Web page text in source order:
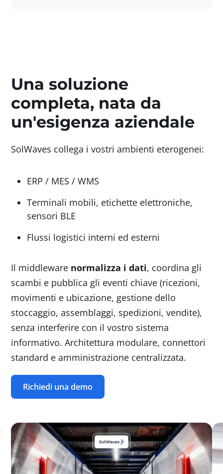
Una soluzione
completa, nata da
un'esigenza aziendale
SolWaves collega i vostri ambienti eterogenei:
ERP / MES / WMS
Terminali mobili, etichette elettroniche,
sensori BLE
Flussi logistici interni ed esterni
Il middleware normalizza i dati, coordina gli
scambi e pubblica gli eventi chiave (ricezioni,
movimenti e ubicazione, gestione dello
stoccaggio, assemblaggi, spedizioni, vendite),
senza interferire con il vostro sistema
informativo. Architettura modulare, connettori
standard e amministrazione centralizzata.
Richiedi una demo